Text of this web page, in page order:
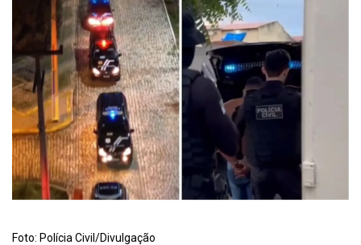
Foto: Polícia Civil/Divulgação